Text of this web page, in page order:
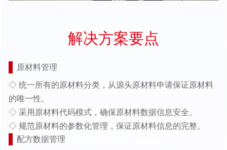
解决方案要点
原材料管理
◇ 统一所有的原材料分类，从源头原材料申请保证原材料
的唯一性。
◇ 采用原材料代码模式，确保原材料数据信息安全。
◇ 规范原材料的参数化管理，保证原材料信息的完整。
配方数据管理